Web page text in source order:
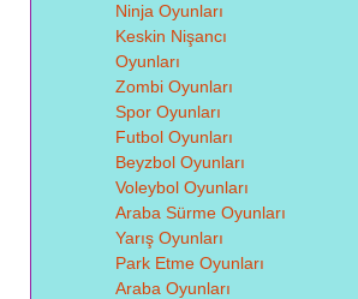
Ninja Oyunları
Keskin Nişancı
Oyunları
Zombi Oyunları
Spor Oyunları
Futbol Oyunları
Beyzbol Oyunları
Voleybol Oyunları
Araba Sürme Oyunları
Yarış Oyunları
Park Etme Oyunları
Araba Oyunları